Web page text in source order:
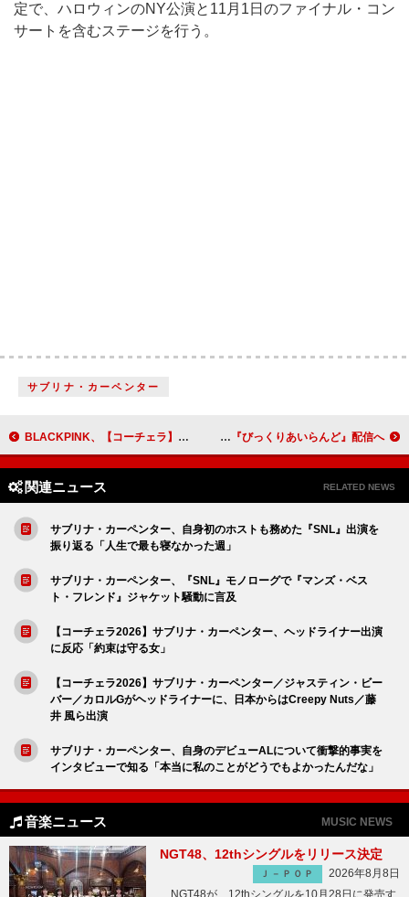
定で、ハロウィンのNY公演と11月1日のファイナル・コン
サートを含むステージを行う。
サブリナ・カーペンター
BLACKPINK、【コーチェラ】で共演したかもしれない“象徴的な”アーティストを振付師が明かす フジモン／百田夏菜子／関哲汰／クロちゃんら出演、AI×人間の未来型バラエティ『びっくりあいらんど』配信へ
関連ニュース RELATED NEWS
サブリナ・カーペンター、自身初のホストも務めた『SNL』出演を
振り返る「人生で最も寝なかった週」
サブリナ・カーペンター、『SNL』モノローグで『マンズ・ベス
ト・フレンド』ジャケット騒動に言及
【コーチェラ2026】サブリナ・カーペンター、ヘッドライナー出演
に反応「約束は守る女」
【コーチェラ2026】サブリナ・カーペンター／ジャスティン・ビー
バー／カロルGがヘッドライナーに、日本からはCreepy Nuts／藤
井 風ら出演
サブリナ・カーペンター、自身のデビューALについて衝撃的事実を
インタビューで知る「本当に私のことがどうでもよかったんだな」
音楽ニュース MUSIC NEWS
NGT48、12thシングルをリリース決定
Ｊ－ＰＯＰ
2026年8月8日
NGT48が、12thシングルを10月28日に発売す